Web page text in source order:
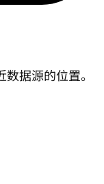
据源的位置。